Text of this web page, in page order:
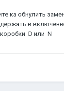
ка обнулить
в
D или N